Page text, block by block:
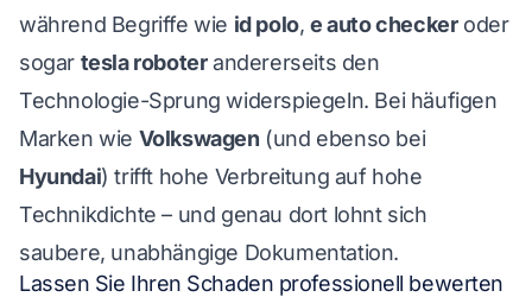
während Begriffe wie id polo,e auto checkeroder
sogar tesla roboterandererseits den
Technologie-Sprung widerspiegeln. Bei häufigen
Marken wie Volkswagen (und ebenso bei
Hyundai) trifft hohe Verbreitung auf hohe
Technikdichte – und genau dort lohnt sich
saubere, unabhängige Dokumentation.
Lassen Sie Ihren Schaden professionell bewerten